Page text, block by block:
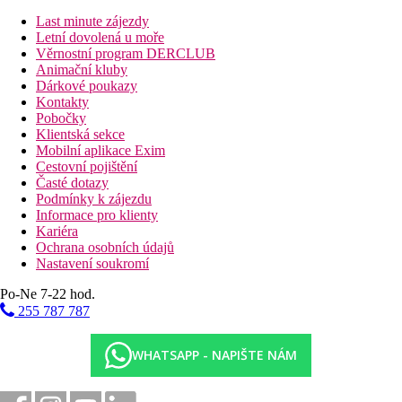
o šířce 180 cm nebo dvěma samostatnými lůžky o šířce 90 cm.
Kompletně zrekonstruované pokoje s moderním a elegantním
interiérem jsou navrženy tak, aby nabízely luxusní pobyt v
centru města. Mají kapacitu pro 3 osoby a jsou umístěny v
klidné zadní části hotelu.
Apartmá Junior
Prostorné pokoje o rozloze 20 m² jsou ideální pro relaxační
pobyt v centru Londýna. Junior Suites mají moderní, elegantní a
funkční design, se 180 cm manželskou postelí nebo dvěma 90
cm samostatnými postelemi a jsou umístěny v klidné zadní části
hotelu.
Dvoulůžkový pokoj Deluxe
Tyto prostorné pokoje o rozloze 16 m² jsou moderně a prakticky
zařízené a jsou ideální volbou pro relaxační pobyt v centru
Londýna. Tyto pokoje jsou navrženy pro pohodlí, s manželskou
postelí o šířce 180 cm nebo dvěma samostatnými postelemi po
90 cm a mají venkovní výhled do Queen's Gardens nebo jsou
umístěny v klidné zadní části hotelu.
Dvoulůžkový pokoj Executive
Funkční prostory, které kombinují moderní a elegantní design s
Last minute zájezdy
Letní dovolená u moře
Věrnostní program DERCLUB
Animační kluby
Dárkové poukazy
Kontakty
Pobočky
Klientská sekce
Mobilní aplikace Exim
Cestovní pojištění
Časté dotazy
Podmínky k zájezdu
Informace pro klienty
Kariéra
Ochrana osobních údajů
Nastavení soukromí
Po-Ne 7-22 hod.
255 787 787
WHATSAPP - NAPIŠTE NÁM